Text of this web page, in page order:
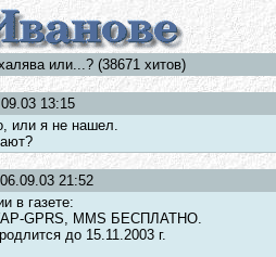
или...? (38671 хитов)
13:15
или я не нашел.
21:52
в газете:
GPRS, MMS БЕСПЛАТНО.
до 15.11.2003 г.